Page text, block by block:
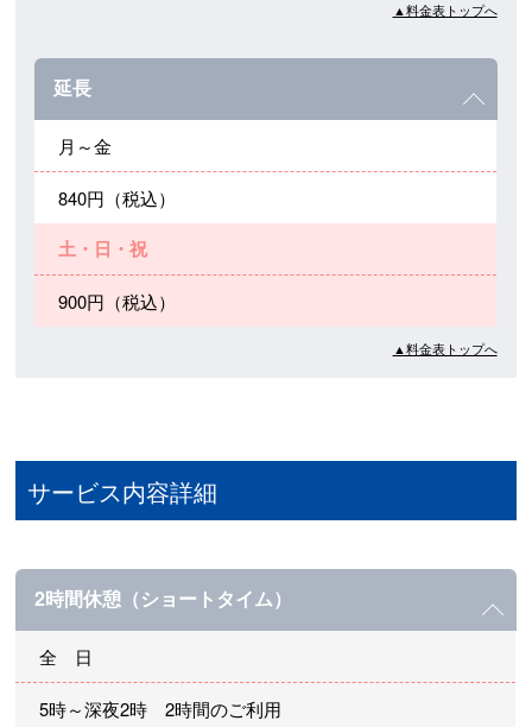
▲料金表トップへ
延長
月～金
840円（税込）
土・日・祝
900円（税込）
▲料金表トップへ
サービス内容詳細
2時間休憩（ショートタイム）
全 日
5時～深夜2時 2時間のご利用